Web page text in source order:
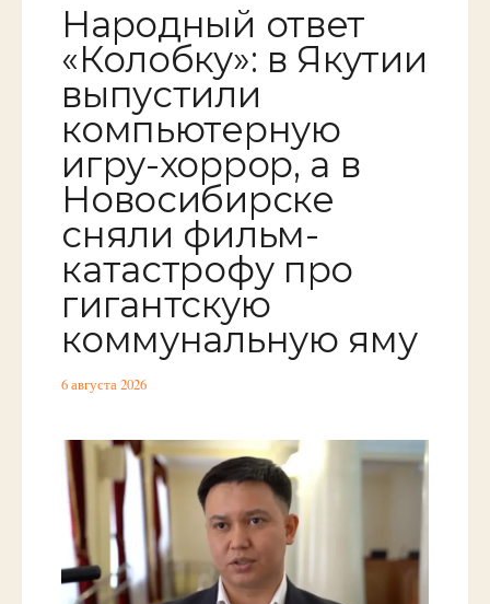
Народный ответ
«Колобку»: в Якутии
выпустили
компьютерную
игру-хоррор, а в
Новосибирске
сняли фильм-
катастрофу про
гигантскую
коммунальную яму
6 августа 2026